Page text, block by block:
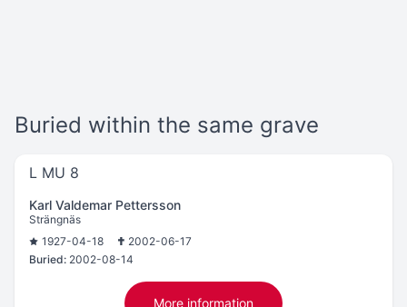
Buried within the same grave
L MU 8
Karl Valdemar Pettersson
Strängnäs
1927-04-18
2002-06-17
Buried: 2002-08-14
More information